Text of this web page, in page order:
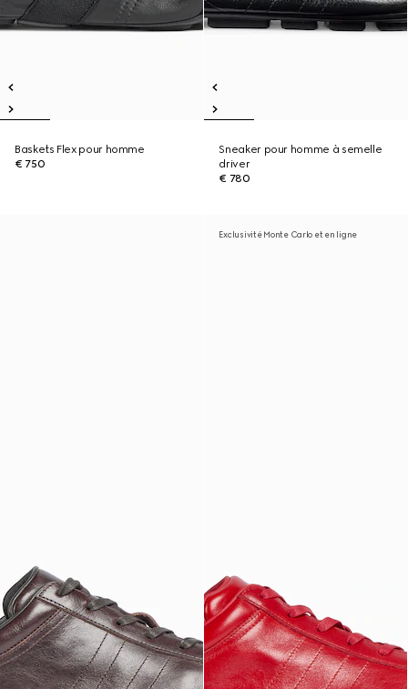
Baskets Flex pour homme
€ 750
Sneaker pour homme à semelle
driver
€ 780
Exclusivité Monte Carlo et en ligne